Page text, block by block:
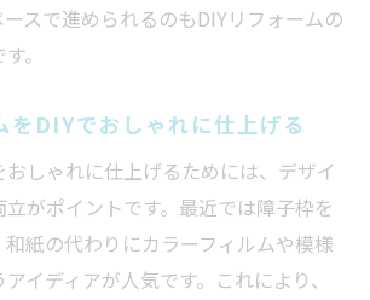
スで進められるのもDIYリフォームの
。
をDIYでおしゃれに仕上げる
しゃれに仕上げるためには、デザイ
がポイントです。最近では障子枠を
紙の代わりにカラーフィルムや模様
イディアが人気です。これにより、